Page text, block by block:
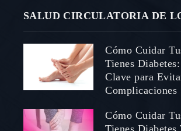
SALUD CIRCULATORIA DE
Cómo Cuidar
Tienes
Clave para
Complicaciones
Cómo Cuidar